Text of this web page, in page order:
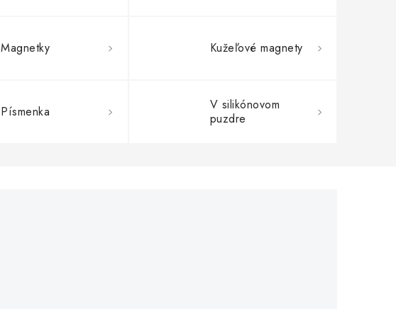
Magnetky Kužeľové magnety
Písmenka
V silikónovom
puzdre